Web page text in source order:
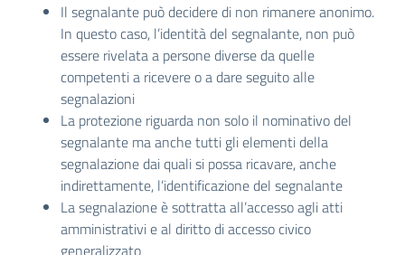
Il segnalante può decidere di non rimanere anonimo.
In questo caso, l’identità del segnalante, non può
essere rivelata a persone diverse da quelle
competenti a ricevere o a dare seguito alle
segnalazioni
La protezione riguarda non solo il nominativo del
segnalante ma anche tutti gli elementi della
segnalazione dai quali si possa ricavare, anche
indirettamente, l’identificazione del segnalante
La segnalazione è sottratta all’accesso agli atti
amministrativi e al diritto di accesso civico
generalizzato